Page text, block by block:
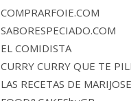
COMPRARFOIE.COM
SABORESPECIADO.COM
EL COMIDISTA
CURRY CURRY QUE TE
LAS RECETAS DE MARIJOSE